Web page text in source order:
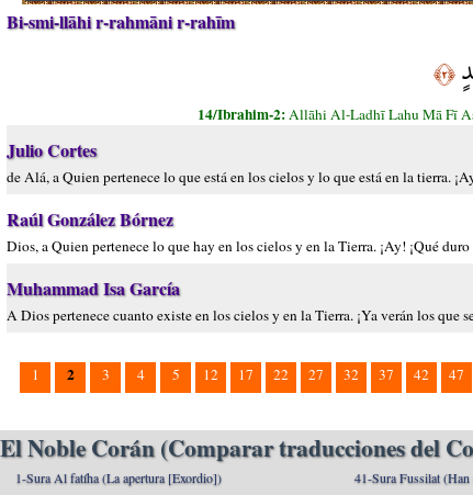
Bi-smi-llāhi r-rahmāni r-rahīm
﴿٢﴾
14/Ibrahim-2:Allāhi Al-Ladhī Lahu Mā Fī
Julio Cortes
de Alá, a Quien pertenece lo que está en los cielos y lo que está en la tierra.
Raúl González Bórnez
Dios, a Quien pertenece lo que hay en los cielos y en la Tierra. ¡Ay! ¡Qué
Muhammad Isa García
A Dios pertenece cuanto existe en los cielos y en la Tierra. ¡Ya verán los que
1 2 3 4 5 12 17 22 27 32 37 42 47
El Noble Corán (Comparar traducciones del
1-Sura Al fatíha (La apertura [Exordio])
41-Sura Fussilat (Han